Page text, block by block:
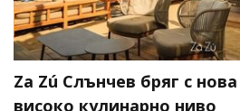
Za Zú Слънчев бряг с
високо кулинарно ниво